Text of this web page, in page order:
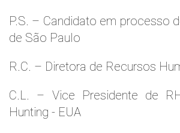
P.S. – Candidato em processo
de São Paulo
R.C. – Diretora de Recursos
C.L. – Vice Presidente de
Hunting - EUA